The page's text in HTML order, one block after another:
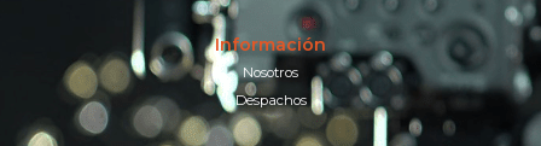
Información
Nosotros
Despachos